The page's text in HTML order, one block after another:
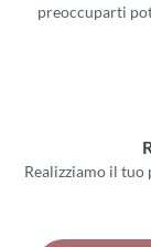
preoccuparti
Realizziamo il tuo